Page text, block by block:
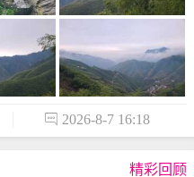
 2026-8-7 16:18
精彩回顾